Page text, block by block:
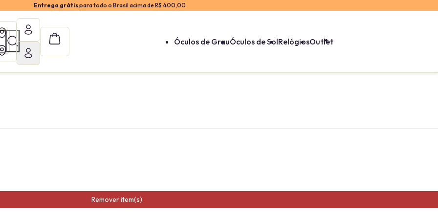
Entrega grátispara todo o Brasil acima de R$ 400,00
Óculos de GrauÓculos de SolRelógiosOutlet
Remover item(s)